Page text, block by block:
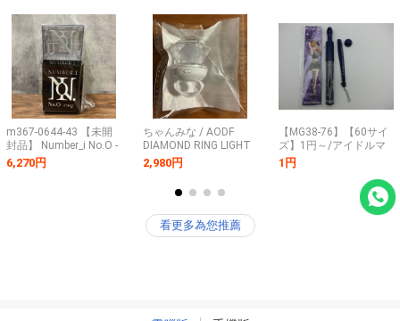
m367-0644-43 【未開
封品】 Number_i No.O -
ring- オリジナル ペンラ
イト ナンバーアイ ナン
6,270円
ZEROBASEONE 他
260508SK330005
ちゃんみな / AODF
DIAMOND RING LIGHT
★ AREA OF DIAMOND
FINAL リングライト
2,980円
【MG38-76】【60サイ
ズ】1円～/アイドルマ
スター アイマス 玲音
公式コンサートライト
ペンライト/ジャンク扱
1円
看更多為您推薦